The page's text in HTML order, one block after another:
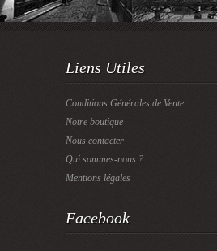
Liens Utiles
Conditions Générales de Vente
Notre boutique
Nous contacter
Qui sommes-nous ?
Mentions légales
Facebook